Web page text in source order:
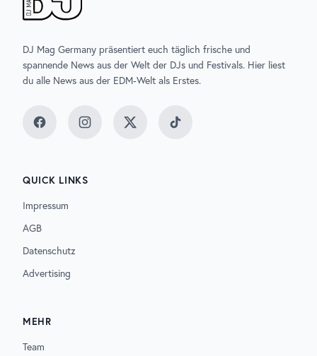
DJ Mag Germany präsentiert euch täglich frische und
spannende News aus der Welt der DJs und Festivals. Hier liest
du alle News aus der EDM-Welt als Erstes.
FacebookInstagramTwitter TikTok
QUICK LINKS
Impressum
AGB
Datenschutz
Advertising
MEHR
Team